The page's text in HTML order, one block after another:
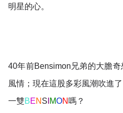
明星的心。
40年前Bensimon兄弟的大膽
風情；現在這股多彩風潮吹進
一雙BEN S MON 嗎？